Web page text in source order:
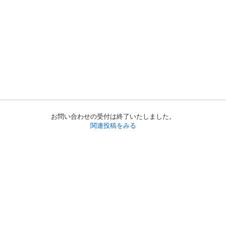
お問い合わせの受付は終了いたしました。
関連投稿をみる